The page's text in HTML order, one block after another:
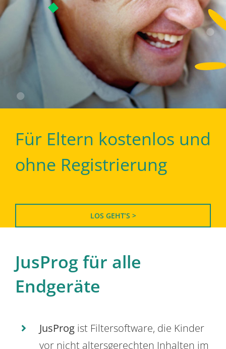
Für Eltern kostenlos und
ohne Registrierung
LOS GEHT’S >
JusProg für alle
Endgeräte
JusProg ist Filtersoftware, die Kinder
vor nicht altersgerechten Inhalten im